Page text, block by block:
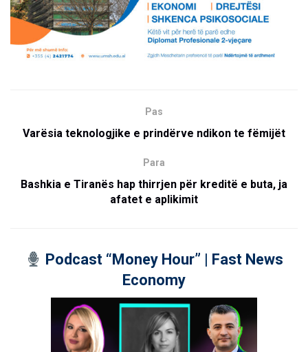
Pas
Varësia teknologjike e prindërve ndikon te fëmijët
Para
Bashkia e Tiranës hap thirrjen për kreditë e buta, ja
afatet e aplikimit
Podcast “Money Hour” | Fast News
Economy